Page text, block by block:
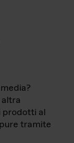
prodotti al
tramite